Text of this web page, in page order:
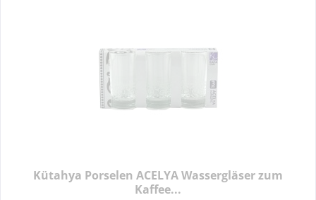
Kütahya Porselen ACELYA Wassergläser zum
Kaffee...